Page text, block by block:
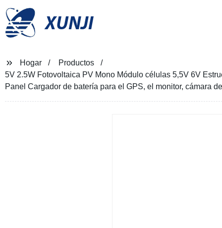
XUNJI
Hogar
Productos
5V 2.5W Fotovoltaica PV Mono Módulo células 5,5V 6V
Panel Cargador de batería para el GPS, el monitor, cámara